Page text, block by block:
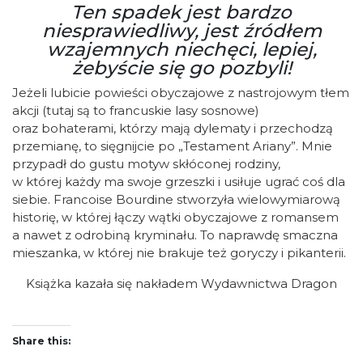
Ten spadek jest bardzo
niesprawiedliwy, jest źródłem
wzajemnych niechęci, lepiej,
żebyście się go pozbyli!
Jeżeli lubicie powieści obyczajowe z nastrojowym tłem
akcji (tutaj są to francuskie lasy sosnowe)
oraz bohaterami, którzy mają dylematy i przechodzą
przemianę, to sięgnijcie po „Testament Ariany”. Mnie
przypadł do gustu motyw skłóconej rodziny,
w której każdy ma swoje grzeszki i usiłuje ugrać coś dla
siebie. Francoise Bourdine stworzyła wielowymiarową
historię, w której łączy wątki obyczajowe z romansem
a nawet z odrobiną kryminału. To naprawdę smaczna
mieszanka, w której nie brakuje też goryczy i pikanterii.
Książka kazała się nakładem Wydawnictwa Dragon
Share this: